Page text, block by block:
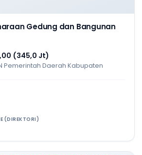
Gedung dan Bangunan
(345,0 Jt)
Pemerintah Daerah Kabupaten
(DIREKTORI)